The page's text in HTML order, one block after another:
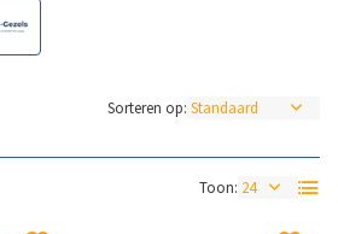
Toon:
Sorteren op: